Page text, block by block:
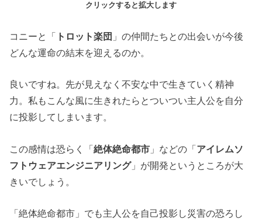
クリックすると拡大します
コニーと「 トロット楽団 」の仲間たちとの出会いが今後
どんな運命の結末を迎えるのか。
良いですね。先が見えなく不安な中で生きていく精神
力。私もこんな風に生きれたらとついつい主人公を自分
に投影してしまいます。
この感情は恐らく「絶体絶命都市 」などの「アイレムソ
フトウェアエンジニアリング」が開発というところが大
きいでしょう。
「絶体絶命都市」でも主人公を自己投影し災害の恐ろし